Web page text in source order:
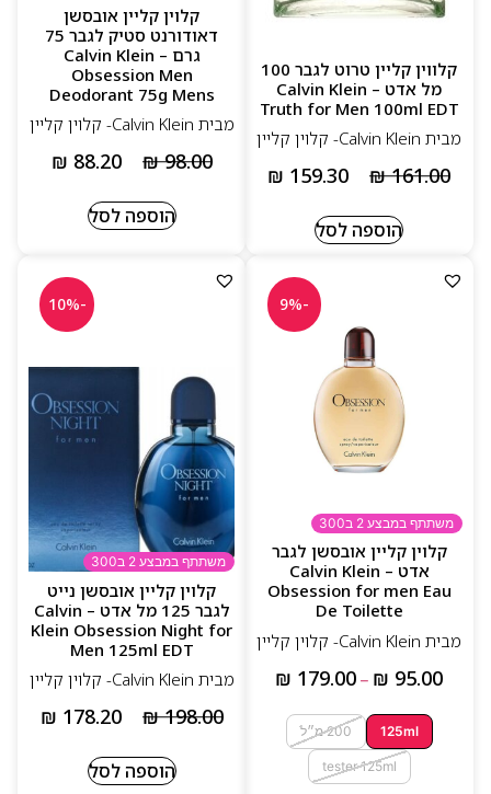
אייקונים שהפכו לסטנדרט מודרני בבישום
קלווין קליין טרוט לגבר 100
מל אדט – Calvin Klein
Truth for Men 100ml EDT
מבית Calvin Klein- קלוין קליין
₪161.00
₪ 159.30
הוספה לסל
קלוין קליין אובסשן
דאודורנט סטיק לגבר 75
גרם – Calvin Klein
Obsession Men
Deodorant 75g Mens
מבית Calvin Klein- קלוין קליין
₪98.00
₪ 88.20
הוספה לסל
משתתף במבצע 2 ב300
-9%
קלוין קליין אובסשן לגבר
אדט – Calvin Klein
Obsession for men Eau
De Toilette
מבית Calvin Klein- קלוין קליין
₪ 95.00
–
₪ 179.00
125ml 200 מ״לֹ
tester 125ml
משתתף במבצע 2 ב300
-10%
קלוין קליין אובסשן נייט
לגבר 125 מל אדט – Calvin
Klein Obsession Night for
Men 125ml EDT
מבית Calvin Klein- קלוין קליין
₪198.00
₪ 178.20
הוספה לסל